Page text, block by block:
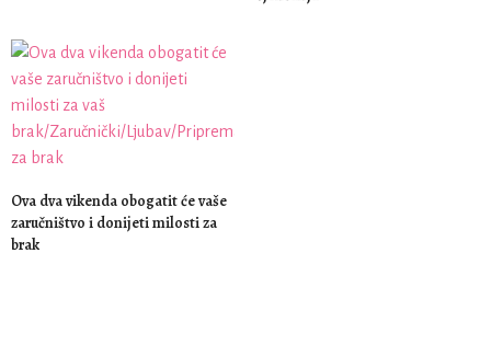
Ova dva vikenda obogatit će vaše
zaručništvo i donijeti milosti za
brak